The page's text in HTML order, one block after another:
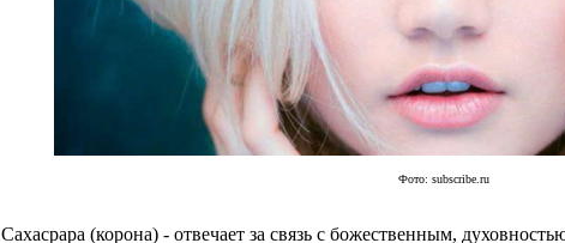
Фото: subscribe.ru
Сахасрара (корона) - отвечает за связь с божественным,